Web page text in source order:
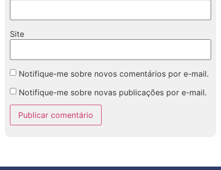
Site
Notifique-me sobre novos comentários por e-mail.
Notifique-me sobre novas publicações por e-mail.